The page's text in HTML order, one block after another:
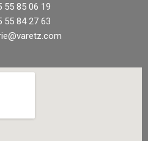
55 85 06 19
55 84 27 63